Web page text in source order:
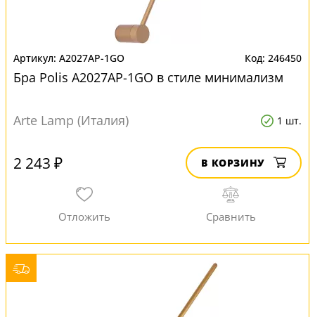
A2027AP-1GO 246450
Бра Polis A2027AP-1GO в стиле минимализм
Arte Lamp (Италия) 1 шт.
2 243 ₽ В КОРЗИНУ